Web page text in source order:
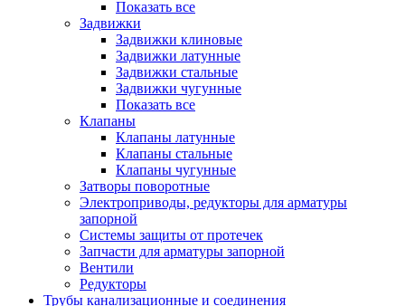
Показать все
Задвижки
Задвижки клиновые
Задвижки латунные
Задвижки стальные
Задвижки чугунные
Показать все
Клапаны
Клапаны латунные
Клапаны стальные
Клапаны чугунные
Затворы поворотные
Электроприводы, редукторы для арматуры
запорной
Системы защиты от протечек
Запчасти для арматуры запорной
Вентили
Редукторы
Трубы канализационные и соединения